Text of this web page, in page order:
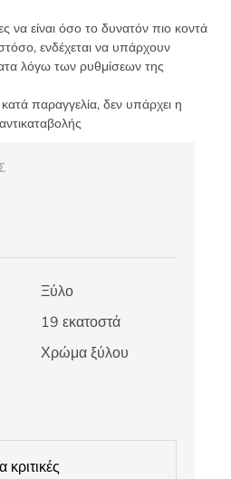
να είναι όσο το δυνατόν πιο κοντά
ενδέχεται να υπάρχουν
λόγω των ρυθμίσεων της
παραγγελία, δεν υπάρχει η
Ξύλο
19 εκατοστά
Χρώμα ξύλου